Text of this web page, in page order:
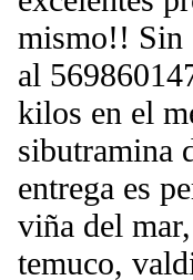
mismo!! Sin
al
kilos en el
sibutramina
entrega es
viña del
temuco,